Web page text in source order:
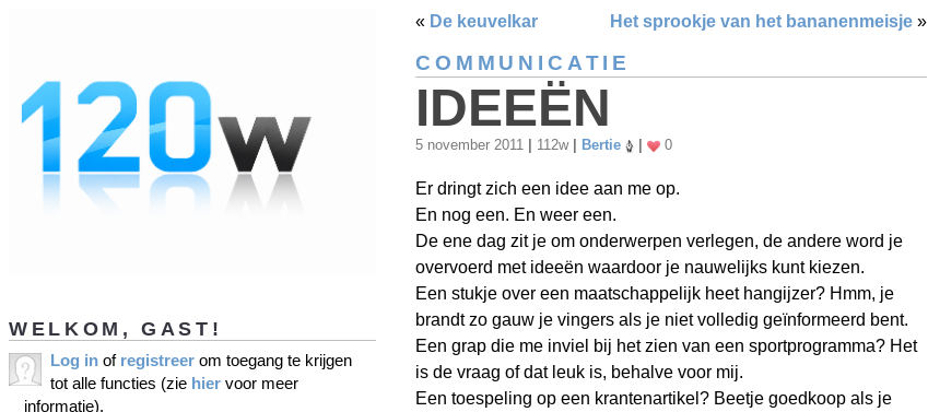
« De keuvelkar Het sprookje van het bananenmeisje »
COMMUNICATIE
IDEEËN
5 november 2011 112w Bertie 0
Er dringt zich een idee aan me op.
En nog een. En weer een.
De ene dag zit je om onderwerpen verlegen, de andere word je
overvoerd met ideeën waardoor je nauwelijks kunt kiezen.
Een stukje over een maatschappelijk heet hangijzer? Hmm, je
brandt zo gauw je vingers als je niet volledig geïnformeerd bent.
Een grap die me inviel bij het zien van een sportprogramma? Het
is de vraag of dat leuk is, behalve voor mij.
Een toespeling op een krantenartikel? Beetje goedkoop als je
WELKOM, GAST!
Log in of registreer om toegang te krijgen
tot alle functies (zie hier voor meer
informatie).